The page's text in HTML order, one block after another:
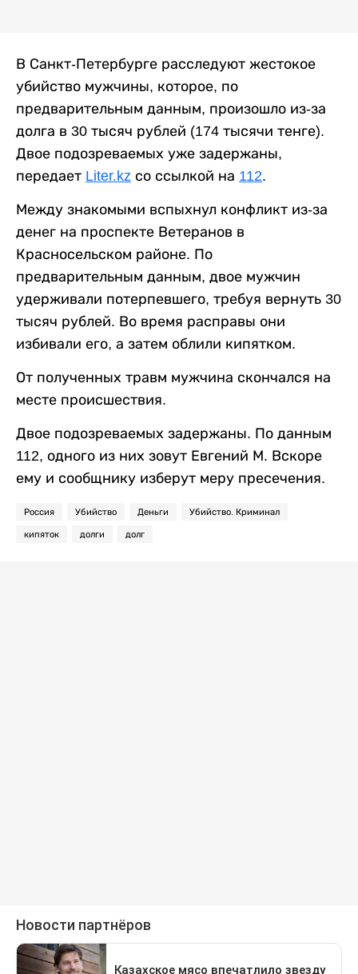
В Санкт-Петербурге расследуют жестокое
убийство мужчины, которое, по
предварительным данным, произошло из-за
долга в 30 тысяч рублей (174 тысячи тенге).
Двое подозреваемых уже задержаны,
передает Liter.kz со ссылкой на 112.
Между знакомыми вспыхнул конфликт из-за
денег на проспекте Ветеранов в
Красносельском районе. По
предварительным данным, двое мужчин
удерживали потерпевшего, требуя вернуть 30
тысяч рублей. Во время расправы они
избивали его, а затем облили кипятком.
От полученных травм мужчина скончался на
месте происшествия.
Двое подозреваемых задержаны. По данным
112, одного из них зовут Евгений М. Вскоре
ему и сообщнику изберут меру пресечения.
Россия Убийство Деньги Убийство. Криминал
кипяток долги долг